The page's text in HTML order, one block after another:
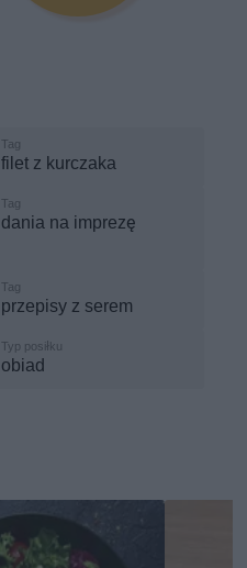
filet z kurczaka
dania na imprezę
przepisy z serem
obiad